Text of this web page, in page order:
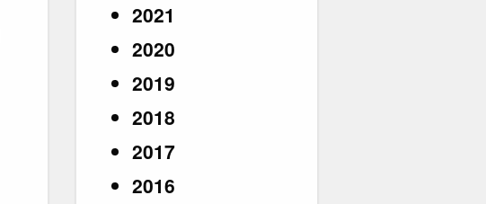
2021
2020
2019
2018
2017
2016